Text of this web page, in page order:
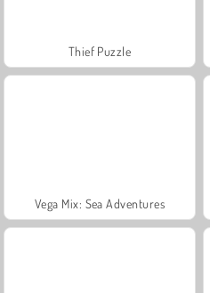
Thief Puzzle
Vega Mix: Sea Adventures